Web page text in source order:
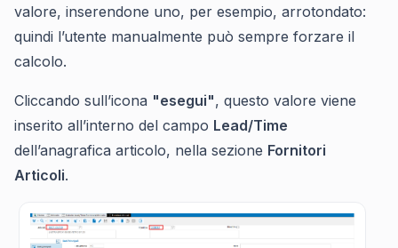
valore, inserendone uno, per esempio, arrotondato:
quindi l’utente manualmente può sempre forzare il
calcolo.
Cliccando sull’icona "esegui", questo valore viene
inserito all’interno del campo Lead/Time
dell’anagrafica articolo, nella sezione Fornitori
Articoli.